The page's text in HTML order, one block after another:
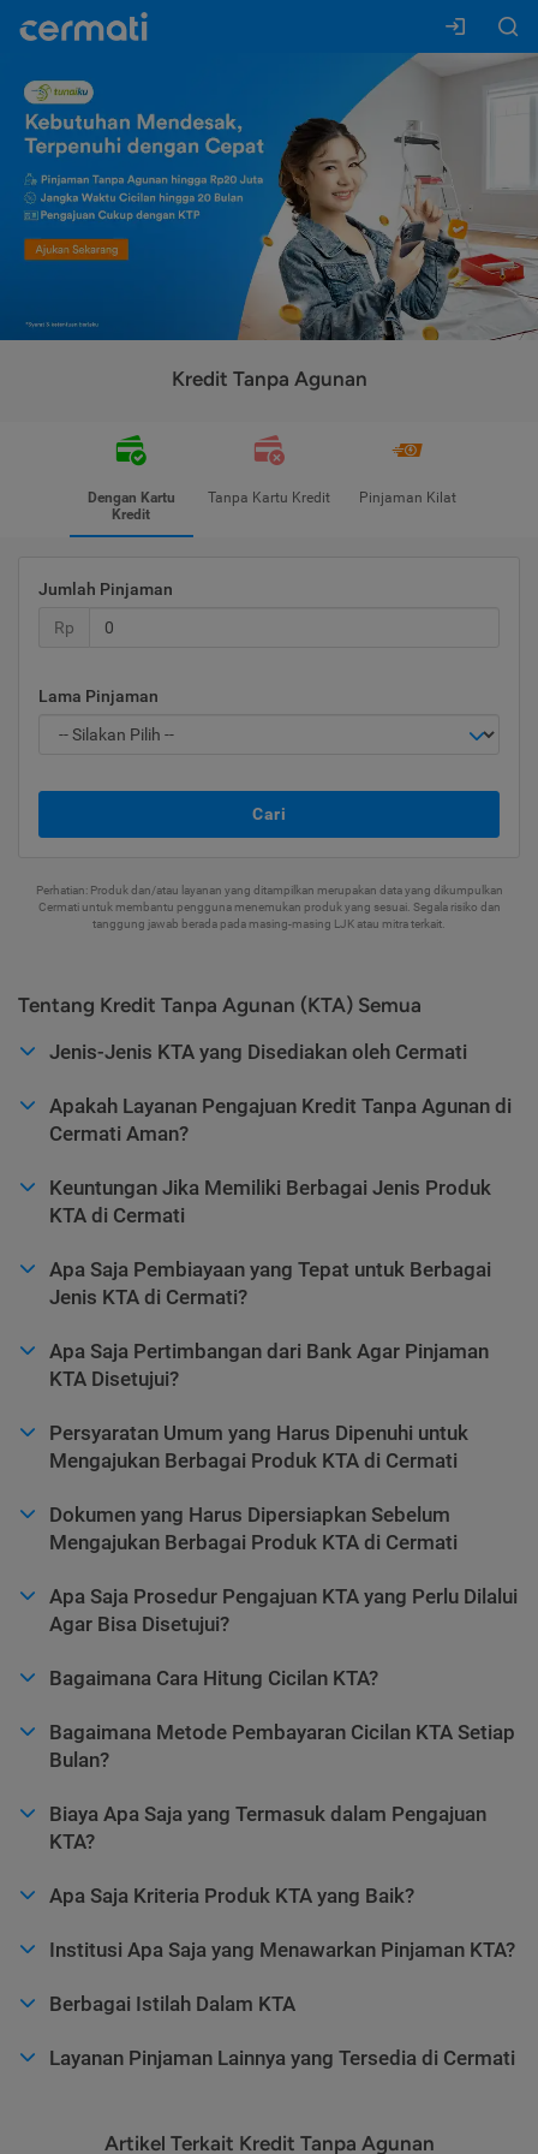
Kredit Tanpa Agunan
Dengan Kartu
Kredit
Tanpa Kartu Kredit Pinjaman Kilat
Jumlah Pinjaman
Rp
Lama Pinjaman
Cari
Perhatian: Produk dan/atau layanan yang ditampilkan merupakan data yang dikumpulkan
Cermati untuk membantu pengguna menemukan produk yang sesuai. Segala risiko dan
tanggung jawab berada pada masing-masing LJK atau mitra terkait.
Tentang Kredit Tanpa Agunan (KTA) Semua
Jenis-Jenis KTA yang Disediakan oleh Cermati
Apakah Layanan Pengajuan Kredit Tanpa Agunan di
Cermati Aman?
Keuntungan Jika Memiliki Berbagai Jenis Produk
KTA di Cermati
Apa Saja Pembiayaan yang Tepat untuk Berbagai
Jenis KTA di Cermati?
Apa Saja Pertimbangan dari Bank Agar Pinjaman
KTA Disetujui?
Persyaratan Umum yang Harus Dipenuhi untuk
Mengajukan Berbagai Produk KTA di Cermati
Dokumen yang Harus Dipersiapkan Sebelum
Mengajukan Berbagai Produk KTA di Cermati
Apa Saja Prosedur Pengajuan KTA yang Perlu Dilalui
Agar Bisa Disetujui?
Bagaimana Cara Hitung Cicilan KTA?
Bagaimana Metode Pembayaran Cicilan KTA Setiap
Bulan?
Biaya Apa Saja yang Termasuk dalam Pengajuan
KTA?
Apa Saja Kriteria Produk KTA yang Baik?
Institusi Apa Saja yang Menawarkan Pinjaman KTA?
Berbagai Istilah Dalam KTA
Layanan Pinjaman Lainnya yang Tersedia di Cermati
Artikel Terkait Kredit Tanpa Agunan